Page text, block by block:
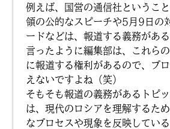
例えば、国営の通信社というこ
領の公的なスピーチや5月9日の
ードなどは、報道する義務があ
言ったように編集部は、これら
に報道する権利があるので、プ
えないですよね（笑）
そもそも報道の義務があるトピ
は、現代のロシアを理解するた
なプロセスや現象を反映している